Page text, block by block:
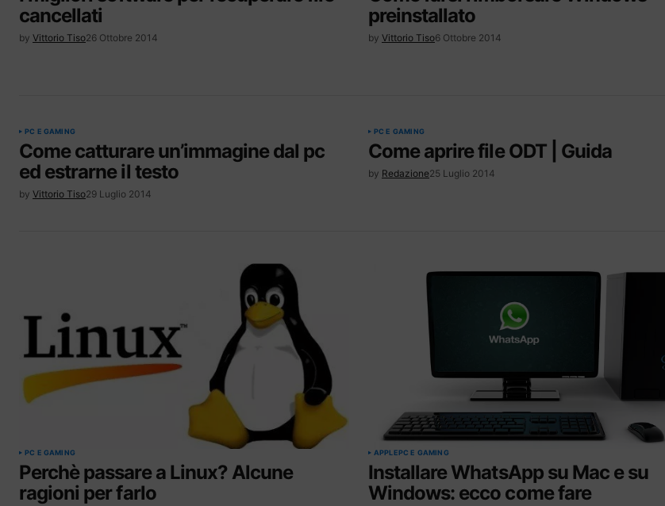
cancellati
by Vittorio Tiso26 Ottobre 2014
preinstallato
by Vittorio Tiso6 Ottobre 2014
PC E GAMING
Come catturare un’immagine dal pc
ed estrarne il testo
by Vittorio Tiso29 Luglio 2014
PC E GAMING
Come aprire file ODT | Guida
by Redazione25 Luglio 2014
PC E GAMING
Perchè passare a Linux? Alcune
ragioni per farlo
APPLEPC E GAMING
Installare WhatsApp su Mac e su
Windows: ecco come fare